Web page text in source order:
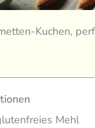
Kuchen,
Mehl